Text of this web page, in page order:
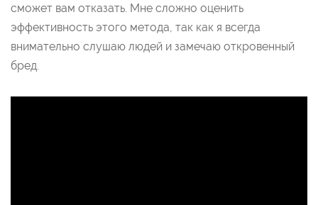
сможет вам отказать. Мне сложно оценить
эффективность этого метода, так как я всегда
внимательно слушаю людей и замечаю откровенный
бред.